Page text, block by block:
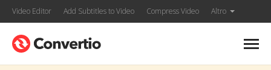
Video Editor Add Subtitles to Video Compress Video Altro